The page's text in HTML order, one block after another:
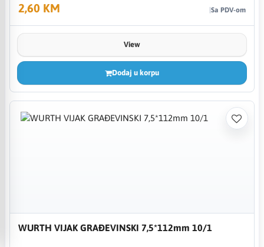
2,60 KM Sa PDV-om
View
Dodaj u korpu
WURTH VIJAK GRAĐEVINSKI 7,5*112mm 10/1